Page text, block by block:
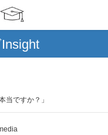
当ですか？」